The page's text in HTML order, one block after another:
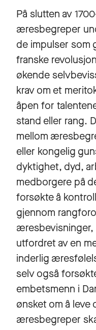
På slutten av
æresbegreper
de impulser som
franske
økende
krav om et
åpen for
stand eller rang.
mellom
eller kongelig
dyktighet, dyd,
medborgere på
forsøkte å
gjennom
æresbevisninger,
utfordret av en
inderlig
selv også
embetsmenn i
ønsket om å
æresbegreper